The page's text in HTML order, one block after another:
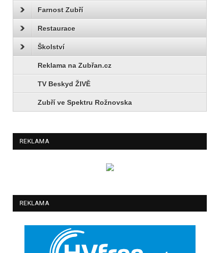
Farnost Zubří
Restaurace
Školství
Reklama na Zubřan.cz
TV Beskyd ŽIVĚ
Zubří ve Spektru Rožnovska
REKLAMA
REKLAMA